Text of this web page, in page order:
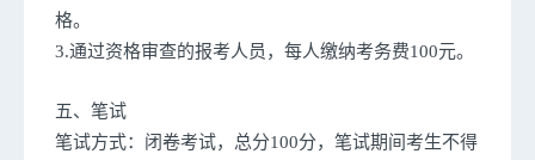
格。
3.通过资格审查的报考人员，每人缴纳考务费100元。
五、笔试
笔试方式：闭卷考试，总分100分，笔试期间考生不得